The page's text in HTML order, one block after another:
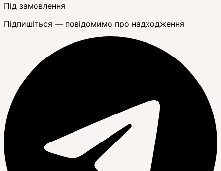
Під замовлення
Підпишіться — повідомимо про надходження